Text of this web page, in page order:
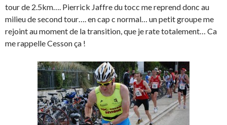
tour de 2.5km…. Pierrick Jaffre du tocc me reprend donc au
milieu de second tour…. en cap c normal… un petit groupe me
rejoint au moment de la transition, que je rate totalement… Ca
me rappelle Cesson ça !